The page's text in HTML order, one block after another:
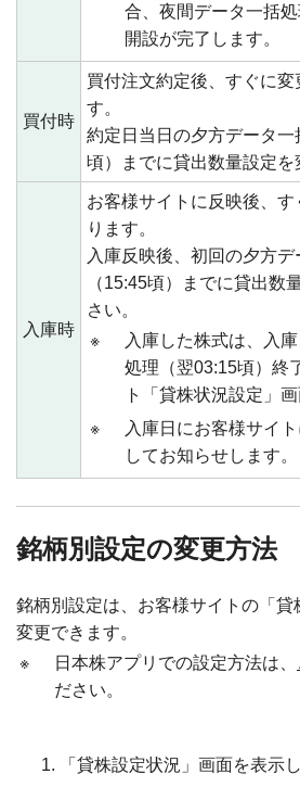
合、夜間データ一括
開設が完了します。
買付時
買付注文約定後、すぐに変
す。
約定日当日の夕方データ
頃）までに貸出数量設定を
入庫時
お客様サイトに反映後、
ります。
入庫反映後、初回の夕方
（15:45頃）までに貸出数
さい。
※
入庫した株式は、入
処理（翌03:15頃）終
ト「貸株状況設定」
※
入庫日にお客様サイ
してお知らせします。
銘柄別設定の変更方法
銘柄別設定は、お客様サイトの「貸
変更できます。
※
日本株アプリでの設定方法は、
ださい。
「貸株設定状況」画面を表示